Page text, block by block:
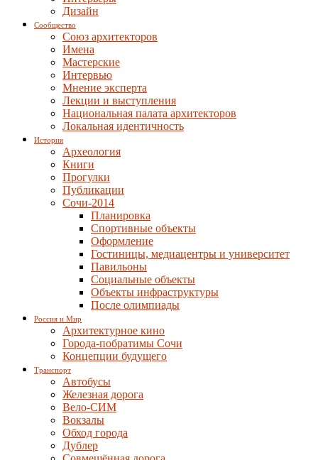
Дизайн
Сообщество
Союз архитекторов
Имена
Мастерские
Интервью
Мнение эксперта
Лекции и выступления
Национальная палата архитекторов
Локальная идентичность
История
Археология
Книги
Прогулки
Публикации
Сочи-2014
Планировка
Спортивные объекты
Оформление
Гостиницы, медиацентры и университет
Павильоны
Социальные объекты
Объекты инфраструктуры
После олимпиады
Россия и Мир
Архитектурное кино
Города-побратимы Сочи
Концепции будущего
Транспорт
Автобусы
Железная дорога
Вело-СИМ
Вокзалы
Обход города
Дублер